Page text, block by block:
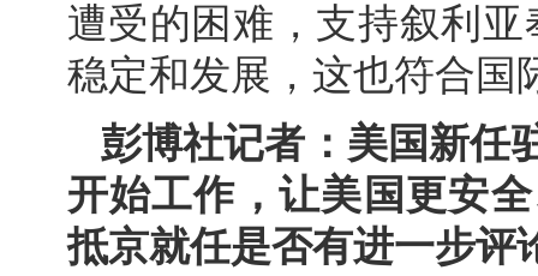
遭受的困难，支持叙利
稳定和发展，这也符合国
彭博社记者：美国新任
开始工作，让美国更安
抵京就任是否有进一步评